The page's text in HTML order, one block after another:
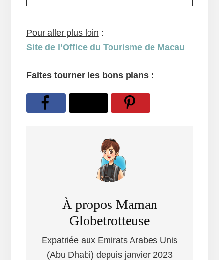
Pour aller plus loin :
Site de l’Office du Tourisme de Macau
Faites tourner les bons plans :
À propos Maman
Globetrotteuse
Expatriée aux Emirats Arabes Unis
(Abu Dhabi) depuis janvier 2023